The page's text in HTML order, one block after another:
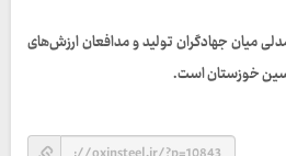
میان جهادگران تولید و مدافعان ارزش‌های
خوزستان است.